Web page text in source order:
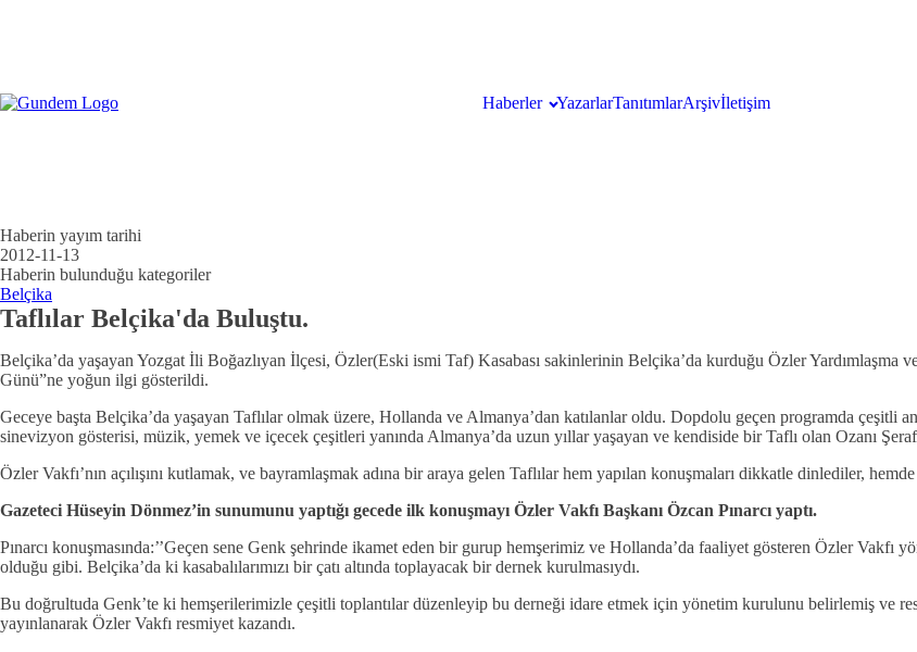
Haberler YazarlarTanıtımlarArşivİletişim
Haberin yayım tarihi
2012-11-13
Haberin bulunduğu kategoriler
Belçika
Taflılar Belçika'da Buluştu.
Belçika’da yaşayan Yozgat İli Boğazlıyan İlçesi, Özler(Eski ismi Taf) Kasabası sakinlerinin Belçika’da kurduğu Özler Yardımlaşma
Günü”ne yoğun ilgi gösterildi.
Geceye başta Belçika’da yaşayan Taflılar olmak üzere, Hollanda ve Almanya’dan katılanlar oldu. Dopdolu geçen programda çeşitli
sinevizyon gösterisi, müzik, yemek ve içecek çeşitleri yanında Almanya’da uzun yıllar yaşayan ve kendiside bir Taflı olan Ozanı
Özler Vakfı’nın açılışını kutlamak, ve bayramlaşmak adına bir araya gelen Taflılar hem yapılan konuşmaları dikkatle dinlediler,
Gazeteci Hüseyin Dönmez’in sunumunu yaptığı gecede ilk konuşmayı Özler Vakfı Başkanı Özcan Pınarcı yaptı.
Pınarcı konuşmasında:’’Geçen sene Genk şehrinde ikamet eden bir gurup hemşerimiz ve Hollanda’da faaliyet gösteren Özler
olduğu gibi. Belçika’da ki kasabalılarımızı bir çatı altında toplayacak bir dernek kurulmasıydı.
Bu doğrultuda Genk’te ki hemşerilerimizle çeşitli toplantılar düzenleyip bu derneği idare etmek için yönetim kurulunu belirlemiş ve
yayınlanarak Özler Vakfı resmiyet kazandı.